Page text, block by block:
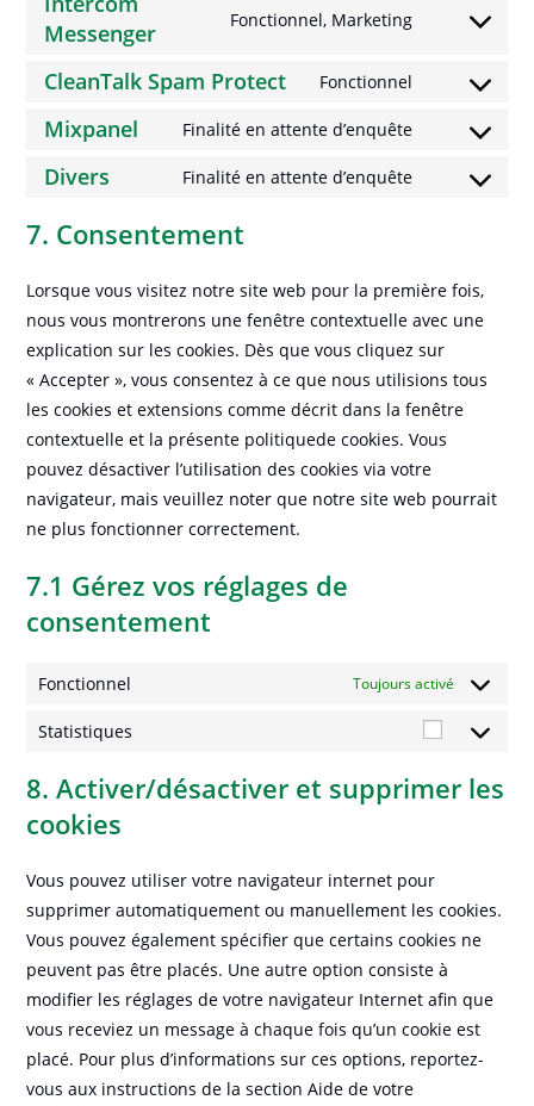
burst-
service
analytics
Messenger
Fonctionnel, Marketing
Consent
service
intercom-
CleanTalk Spam Protect Fonctionnel
Consent
cleantalk-
Mixpanel Finalité en attente d’enquête
Consent
Divers Finalité en attente d’enquête
Consent
divers
7. Consentement
Lorsque vous visitez notre site web pour la première fois,
nous vous montrerons une fenêtre contextuelle avec une
explication sur les cookies. Dès que vous cliquez sur
« Accepter », vous consentez à ce que nous utilisions tous
les cookies et extensions comme décrit dans la fenêtre
contextuelle et la présente politiquede cookies. Vous
pouvez désactiver l’utilisation des cookies via votre
navigateur, mais veuillez noter que notre site web pourrait
ne plus fonctionner correctement.
7.1 Gérez vos réglages de
consentement
Fonctionnel Toujours activé
Statistiques
8. Activer/désactiver et supprimer les
cookies
Vous pouvez utiliser votre navigateur internet pour
supprimer automatiquement ou manuellement les cookies.
Vous pouvez également spécifier que certains cookies ne
peuvent pas être placés. Une autre option consiste à
modifier les réglages de votre navigateur Internet afin que
vous receviez un message à chaque fois qu’un cookie est
placé. Pour plus d’informations sur ces options, reportez-
vous aux instructions de la section Aide de votre